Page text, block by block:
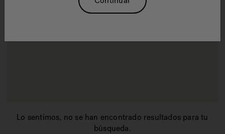
Lo sentimos, no se han encontrado resultados para tu
búsqueda.